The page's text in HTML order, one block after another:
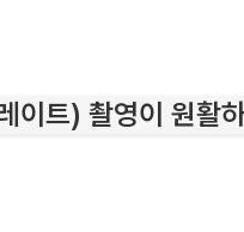
트) 촬영이 원활